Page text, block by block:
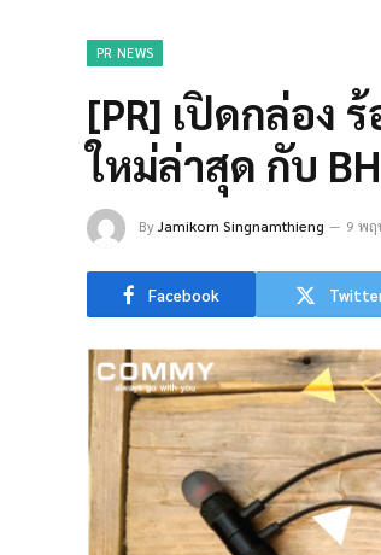
PR NEWS
[PR] เปิดกล่อง
ใหม่ล่าสุด กับ
ByJamikorn Singnamthieng 9 พฤ
Facebook